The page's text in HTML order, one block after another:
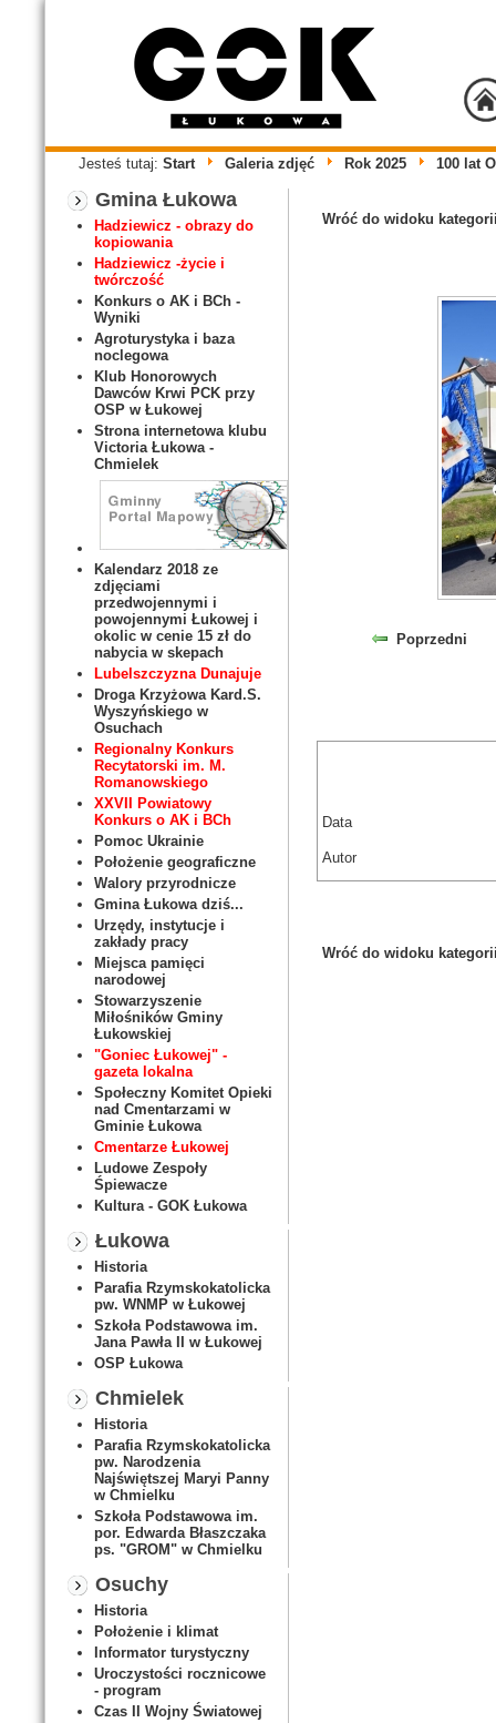
Jesteś tutaj: Start Galeria zdjęć Rok 2025 100 lat
Gmina Łukowa
Hadziewicz - obrazy do
kopiowania
Hadziewicz -życie i
twórczość
Konkurs o AK i BCh -
Wyniki
Agroturystyka i baza
noclegowa
Klub Honorowych
Dawców Krwi PCK przy
OSP w Łukowej
Strona internetowa klubu
Victoria Łukowa -
Chmielek
Kalendarz 2018 ze
zdjęciami
przedwojennymi i
powojennymi Łukowej i
okolic w cenie 15 zł do
nabycia w skepach
Lubelszczyzna Dunajuje
Droga Krzyżowa Kard.S.
Wyszyńskiego w
Osuchach
Regionalny Konkurs
Recytatorski im. M.
Romanowskiego
XXVII Powiatowy
Konkurs o AK i BCh
Pomoc Ukrainie
Położenie geograficzne
Walory przyrodnicze
Gmina Łukowa dziś...
Urzędy, instytucje i
zakłady pracy
Miejsca pamięci
narodowej
Stowarzyszenie
Miłośników Gminy
Łukowskiej
"Goniec Łukowej" -
gazeta lokalna
Społeczny Komitet Opieki
nad Cmentarzami w
Gminie Łukowa
Cmentarze Łukowej
Ludowe Zespoły
Śpiewacze
Kultura - GOK Łukowa
Łukowa
Historia
Parafia Rzymskokatolicka
pw. WNMP w Łukowej
Szkoła Podstawowa im.
Jana Pawła II w Łukowej
OSP Łukowa
Chmielek
Historia
Parafia Rzymskokatolicka
pw. Narodzenia
Najświętszej Maryi Panny
w Chmielku
Szkoła Podstawowa im.
por. Edwarda Błaszczaka
ps. "GROM" w Chmielku
Osuchy
Historia
Położenie i klimat
Informator turystyczny
Uroczystości rocznicowe
- program
Czas II Wojny Światowej
Wróć do widoku
Poprzedni
Data
Autor
Wróć do widoku